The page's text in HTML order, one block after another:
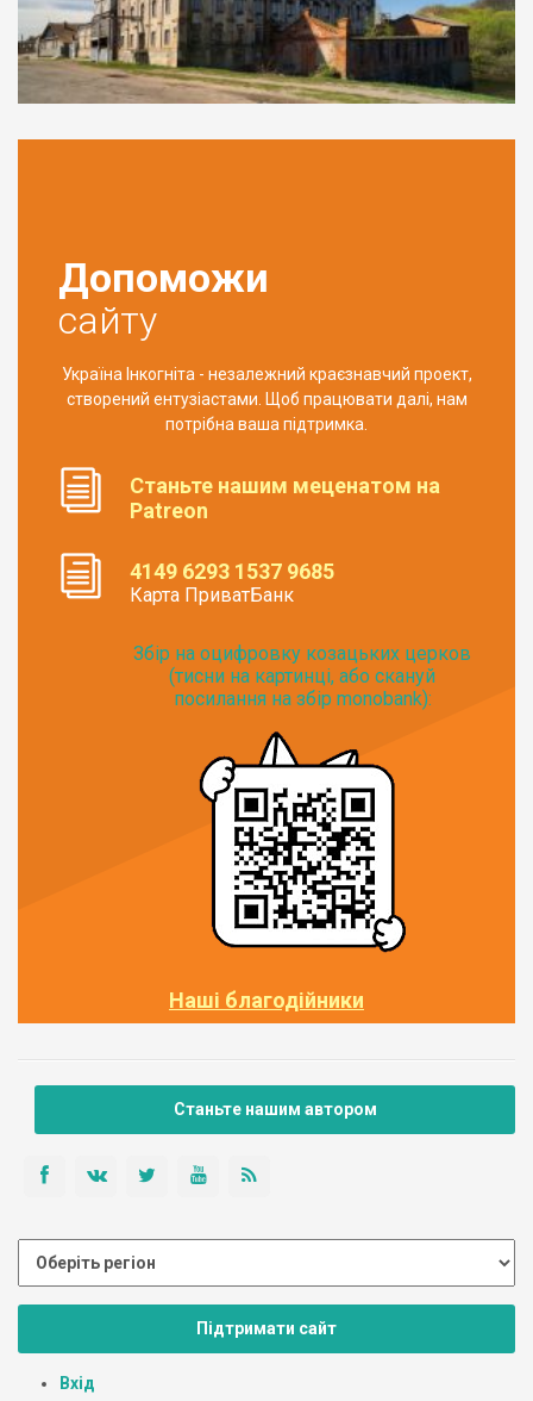
Допоможи
сайту
Україна Інкогніта - незалежний краєзнавчий проект,
створений ентузіастами. Щоб працювати далі, нам
потрібна ваша підтримка.
Станьте нашим меценатом на
Patreon
4149 6293 1537 9685
Карта ПриватБанк
Збір на оцифровку козацьких церков
(тисни на картинці, або скануй
посилання на збір monobank):
Наші благодійники
Станьте нашим автором
Підтримати сайт
Вхід